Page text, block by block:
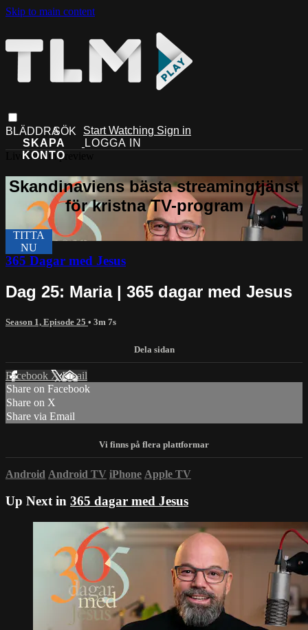
Skip to main content
Start Watching Sign in
Live stream preview
365 Dagar med Jesus
Dag 25: Maria | 365 dagar med Jesus
Season 1, Episode 25 • 3m 7s
Facebook XEmail
Share on Facebook
Share on X
Share via Email
Android Android TV iPhone Apple TV
Up Next in 365 dagar med Jesus